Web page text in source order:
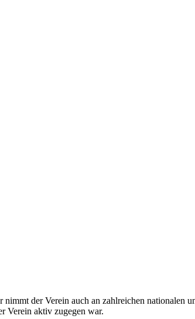
der Verein auch an zahlreichen
Verein aktiv zugegen war.